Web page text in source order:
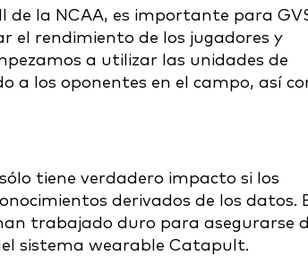
de la NCAA, es importante para
el rendimiento de los jugadores y
a utilizar las unidades de
a los oponentes en el campo, así
tiene verdadero impacto si los
derivados de los datos.
trabajado duro para asegurarse
sistema wearable Catapult.